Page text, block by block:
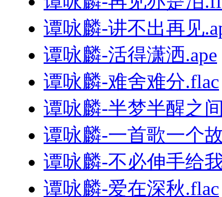
谭咏麟-讲不出再见
谭咏麟-活得潇洒.ape
谭咏麟-难舍难分.flac
谭咏麟-半梦半醒之
谭咏麟-一首歌一个
谭咏麟-不必伸手给
谭咏麟-爱在深秋.flac